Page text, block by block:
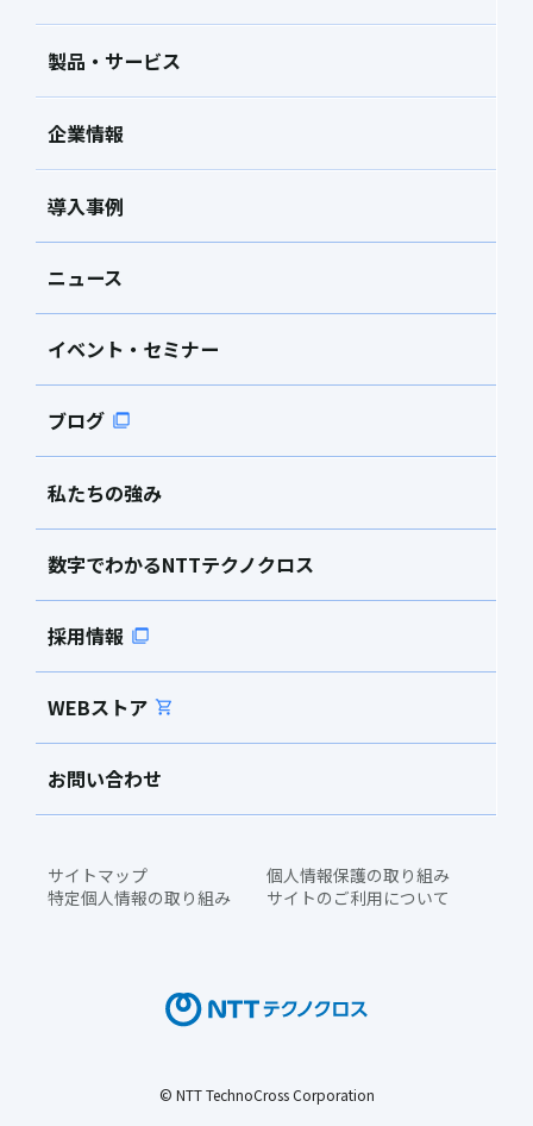
製品・サービス
企業情報
導入事例
ニュース
イベント・セミナー
ブログ
私たちの強み
数字でわかるNTTテクノクロス
採用情報
WEBストア
お問い合わせ
サイトマップ
個人情報保護の取り組み
特定個人情報の取り組み
サイトのご利用について
© NTT TechnoCross Corporation